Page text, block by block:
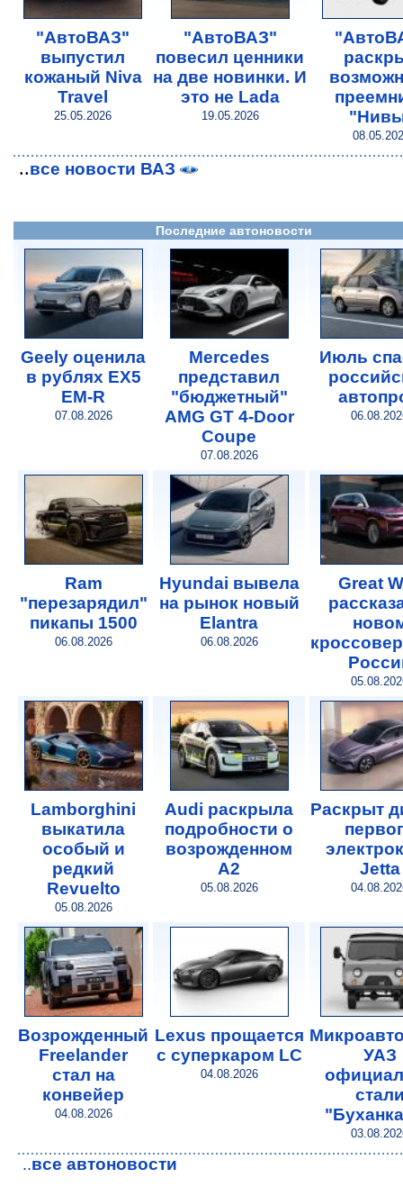
"АвтоВАЗ"
выпустил
кожаный Niva
Travel
25.05.2026
"АвтоВАЗ"
повесил ценники
на две новинки. И
это не Lada
19.05.2026
..все новости ВАЗ
Последние автоновости
Geely оценила
в рублях EX5
EM-R
07.08.2026
Mercedes
представил
"бюджетный"
AMG GT 4-Door
Coupe
07.08.2026
Июль
Ram
"перезарядил"
пикапы 1500
06.08.2026
Hyundai вывела
на рынок новый
Elantra
06.08.2026
Great
Lamborghini
выкатила
особый и
редкий
Revuelto
05.08.2026
Audi раскрыла
подробности о
возрожденном
A2
05.08.2026
Раскрыт
Jetta
Возрожденный
Freelander
стал на
конвейер
04.08.2026
Lexus прощается
с суперкаром LC
04.08.2026
УАЗ
..все автоновости